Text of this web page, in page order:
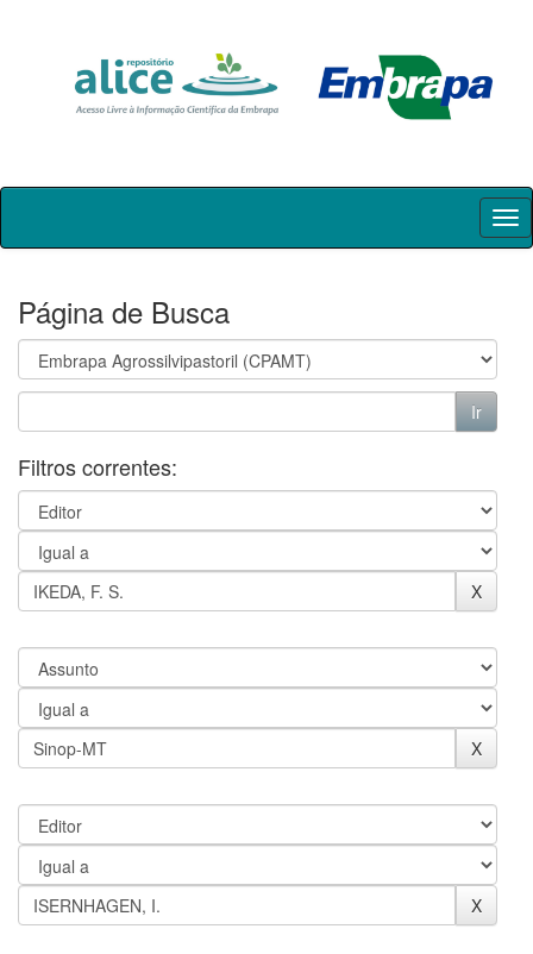
Skip
Página de Busca
Filtros correntes: